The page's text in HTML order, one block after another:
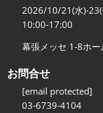
2026/10/21(水)-23(
10:00-17:00
幕張メッセ 1-8ホー
お問合せ
[email protected]
03-6739-4104